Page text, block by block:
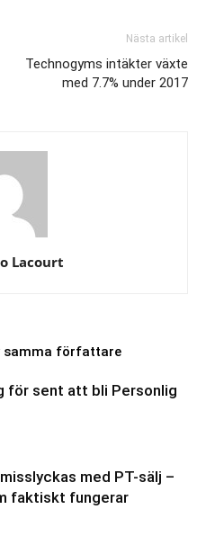
Nästa artikel
Technogyms intäkter växte
med 7.7% under 2017
Lacourt
samma författare
för sent att bli Personlig
med PT-sälj –
faktiskt fungerar